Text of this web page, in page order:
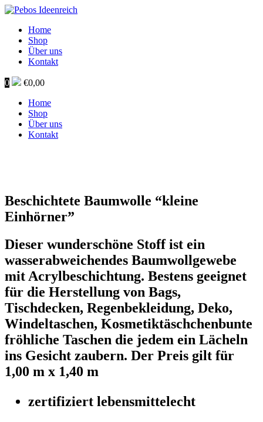
Home
Shop
Über uns
Kontakt
0 €0,00
Home
Shop
Über uns
Kontakt
Beschichtete Baumwolle “kleine
Einhörner”
Dieser wunderschöne Stoff ist ein
wasserabweichendes Baumwollgewebe
mit Acrylbeschichtung. Bestens geeignet
für die Herstellung von Bags,
Tischdecken, Regenbekleidung, Deko,
Windeltaschen, Kosmetiktäschchenbunte
fröhliche Taschen die jedem ein Lächeln
ins Gesicht zaubern. Der Preis gilt für
1,00 m x 1,40 m
zertifiziert lebensmittelecht